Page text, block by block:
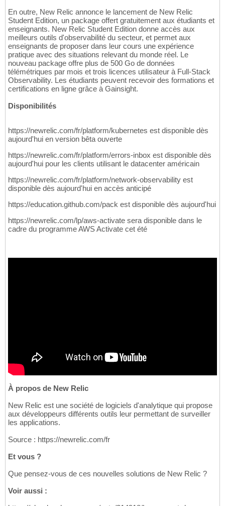
En outre, New Relic annonce le lancement de New Relic
Student Edition, un package offert gratuitement aux étudiants et
enseignants. New Relic Student Edition donne accès aux
meilleurs outils d'observabilité du secteur, et permet aux
enseignants de proposer dans leur cours une expérience
pratique avec des situations relevant du monde réel. Le
nouveau package offre plus de 500 Go de données
télémétriques par mois et trois licences utilisateur à Full-Stack
Observability. Les étudiants peuvent recevoir des formations et
certifications en ligne grâce à Gainsight.
Disponibilités
https://newrelic.com/fr/platform/kubernetes est disponible dès
aujourd'hui en version bêta ouverte
https://newrelic.com/fr/platform/errors-inbox est disponible dès
aujourd'hui pour les clients utilisant le datacenter américain
https://newrelic.com/fr/platform/network-observability est
disponible dès aujourd'hui en accès anticipé
https://education.github.com/pack est disponible dès aujourd'hui
https://newrelic.com/lp/aws-activate sera disponible dans le
cadre du programme AWS Activate cet été
À propos de New Relic
New Relic est une société de logiciels d'analytique qui propose
aux développeurs différents outils leur permettant de surveiller
les applications.
Source : https://newrelic.com/fr
Et vous ?
Que pensez-vous de ces nouvelles solutions de New Relic ?
Voir aussi :